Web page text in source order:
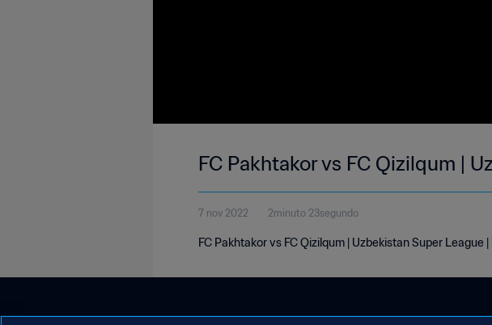
FC Pakhtakor vs FC Qizilqum |
7 nov 2022 2minuto 23segundo
FC Pakhtakor vs FC Qizilqum | Uzbekistan Super